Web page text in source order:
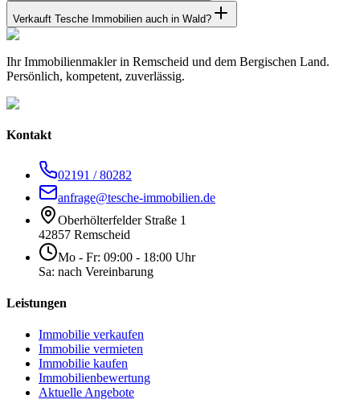
Verkauft Tesche Immobilien auch in Wald?
Ihr Immobilienmakler in Remscheid und dem Bergischen Land.
Persönlich, kompetent, zuverlässig.
Kontakt
02191 / 80282
anfrage@tesche-immobilien.de
Oberhölterfelder Straße 1
42857 Remscheid
Mo - Fr: 09:00 - 18:00 Uhr
Sa: nach Vereinbarung
Leistungen
Immobilie verkaufen
Immobilie vermieten
Immobilie kaufen
Immobilienbewertung
Aktuelle Angebote